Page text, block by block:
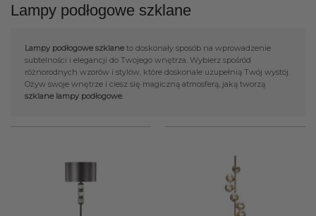
Lampy podłogowe szklane
Lampy podłogowe szklane to doskonały sposób na wprowadzenie
subtelności i elegancji do Twojego wnętrza. Wybierz spośród
różnorodnych wzorów i stylów, które doskonale uzupełnią Twój wystój.
Ożyw swoje wnętrze i ciesz się magiczną atmosferą, jaką tworzą
szklane lampy podłogowe